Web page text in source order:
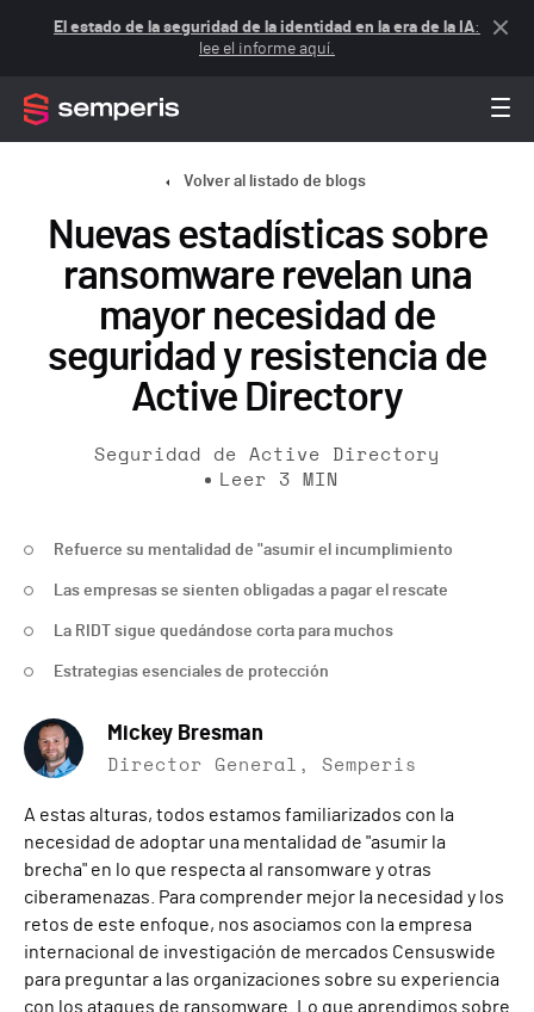
El estado de la seguridad de la identidad en la era de la IA:
lee el informe aquí.
Volver al listado de blogs
Nuevas estadísticas sobre
ransomware revelan una
mayor necesidad de
seguridad y resistencia de
Active Directory
Seguridad de Active Directory
Leer
3 MIN
Refuerce su mentalidad de "asumir el incumplimiento
Las empresas se sienten obligadas a pagar el rescate
La RIDT sigue quedándose corta para muchos
Estrategias esenciales de protección
Mickey Bresman
Director General, Semperis
A estas alturas, todos estamos familiarizados con la
necesidad de adoptar una mentalidad de "asumir la
brecha" en lo que respecta al ransomware y otras
ciberamenazas. Para comprender mejor la necesidad y los
retos de este enfoque, nos asociamos con la empresa
internacional de investigación de mercados Censuswide
para preguntar a las organizaciones sobre su experiencia
con los ataques de ransomware. Lo que aprendimos sobre